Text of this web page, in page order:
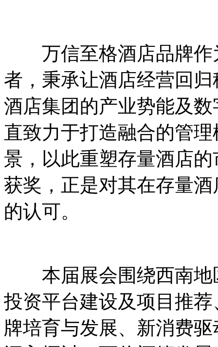
万信至格酒店品牌作
者，秉承让酒店经营回
酒店集团的产业势能及
直致力于打造融合的管
景，以此重塑存量酒店
获奖，正是对其在存量
的认可。
本届展会围绕西南地
投资平台建设及项目推
牌培育与发展、新消费